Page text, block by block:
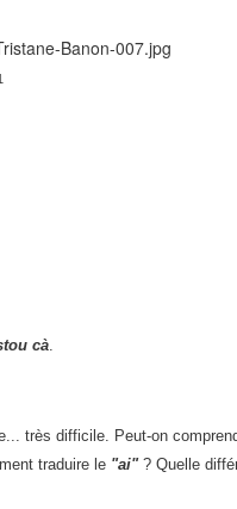
cà.
très difficile. Peut-on
traduire le "ai"? Quelle